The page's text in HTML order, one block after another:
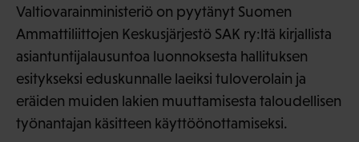
Valtiovarainministeriö on pyytänyt Suomen
Ammattiliittojen Keskusjärjestö SAK ry:ltä kirjallista
asiantuntijalausuntoa luonnoksesta hallituksen
esitykseksi eduskunnalle laeiksi tuloverolain ja
eräiden muiden lakien muuttamisesta taloudellisen
työnantajan käsitteen käyttöönottamiseksi.